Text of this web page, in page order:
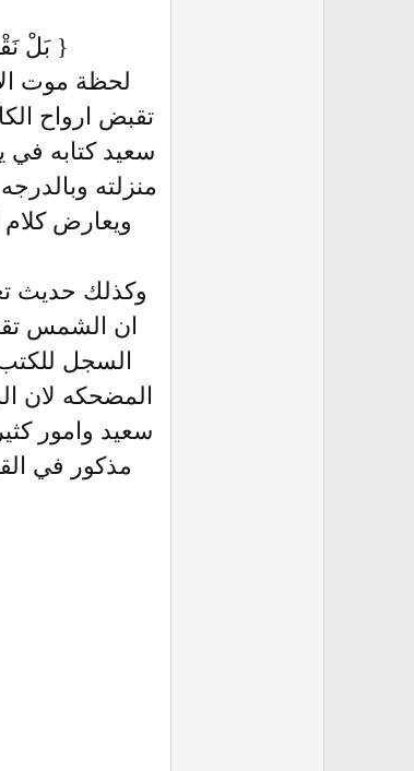
{ بَلْ
لحظة موت
تقبض ارواح
سعيد كتابه في
منزلته
ويعارض
وكذلك حديث
ان الشمس
المضحكه لان
سعيد وامور
مذكور في